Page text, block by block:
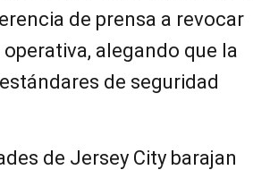
de prensa a revocar
alegando que la
de seguridad
de Jersey City barajan